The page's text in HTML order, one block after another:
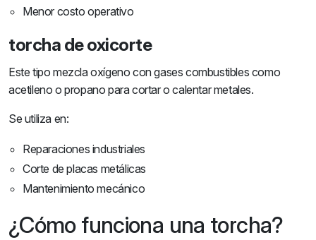
Menor costo operativo
torcha de oxicorte
Este tipo mezcla oxígeno con gases combustibles como
acetileno o propano para cortar o calentar metales.
Se utiliza en:
Reparaciones industriales
Corte de placas metálicas
Mantenimiento mecánico
¿Cómo funciona una torcha?